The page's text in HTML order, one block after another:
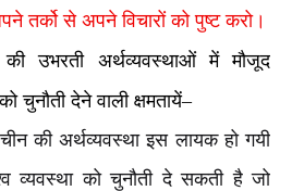
तर्को से अपने विचारों को पुष्ट करो।
उभरती अर्थव्यवस्थाओं में मौजूद
चुनौती देने वाली क्षमतायें–
की अर्थव्यवस्था इस लायक हो गयी
व्यवस्था को चुनौती दे सकती है जो